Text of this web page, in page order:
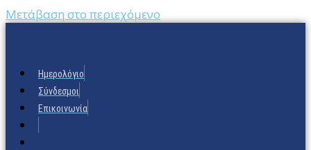
Μετάβαση στο περιεχόμενο
Ημερολόγιο
Σύνδεσμοι
Επικοινωνία